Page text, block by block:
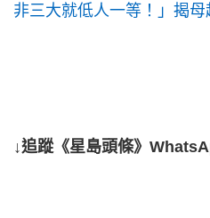
非三大就低人一等！」揭
↓追蹤《星島頭條》